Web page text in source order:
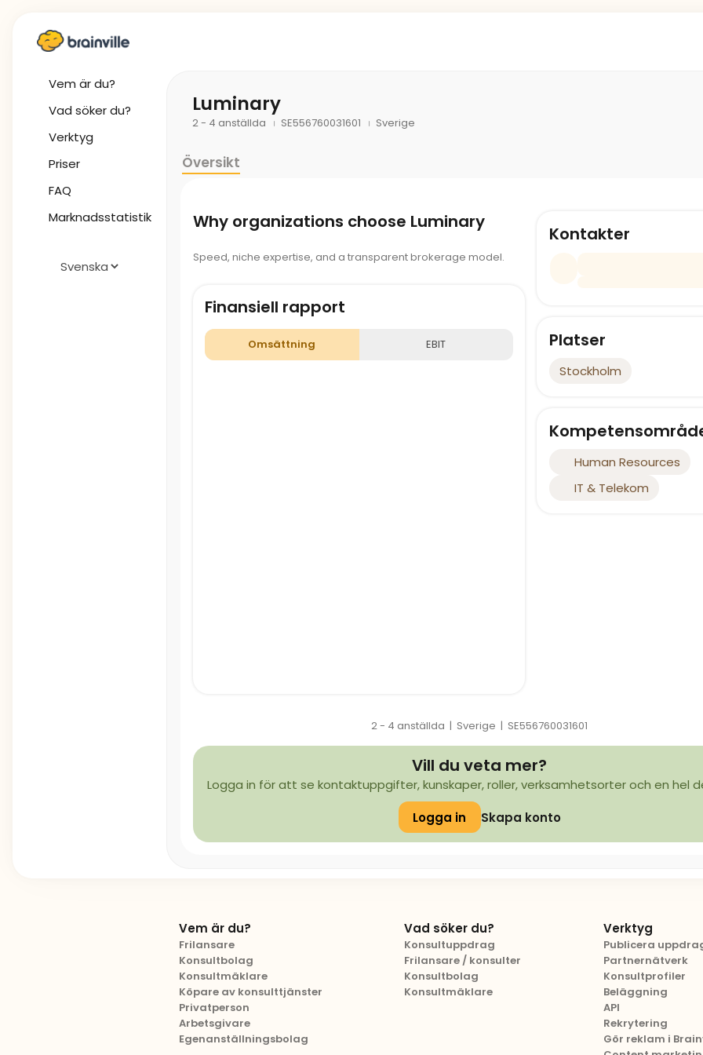
Vem är du?
Vad söker du?
Verktyg
Priser
FAQ
Marknadsstatistik
Luminary
2 - 4 anställda SE556760031601 Sverige
Översikt
Why organizations choose Luminary
Speed, niche expertise, and a transparent brokerage model.
Finansiell rapport
Omsättning EBIT
Kontakter
Platser
Stockholm
Human Resources
IT & Telekom
2 - 4 anställda | Sverige | SE556760031601
Vill du veta mer?
Logga in för att se kontaktuppgifter, kunskaper, roller, verksamhetsorter och en hel
Logga in
Skapa konto
Vem är du?
Frilansare
Konsultbolag
Konsultmäklare
Köpare av konsulttjänster
Privatperson
Arbetsgivare
Egenanställningsbolag
Vad söker du?
Konsultuppdrag
Frilansare / konsulter
Konsultbolag
Konsultmäklare
Verktyg
Publicera
Partnernätverk
Konsultprofiler
Beläggning
API
Rekrytering
Gör reklam i